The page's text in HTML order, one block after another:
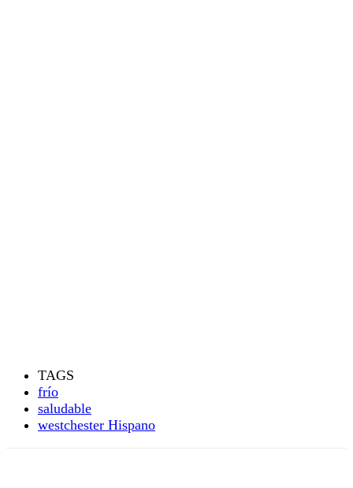
TAGS
frío
saludable
westchester Hispano